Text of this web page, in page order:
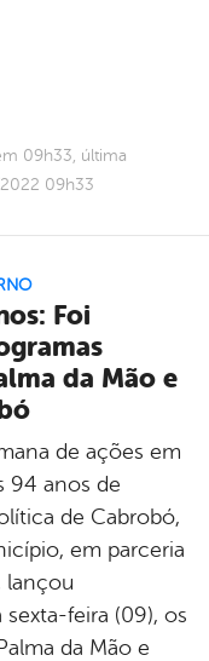
09h33, última
09h33
Foi
da Mão e
de ações em
94 anos de
de Cabrobó,
em parceria
lançou
feira (09), os
da Mão e